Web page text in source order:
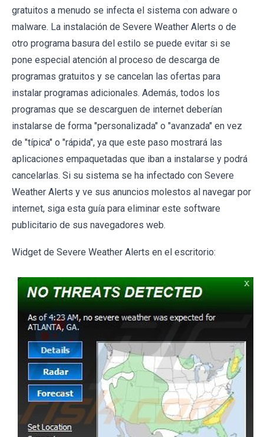
gratuitos a menudo se infecta el sistema con adware o
malware. La instalación de Severe Weather Alerts o de
otro programa basura del estilo se puede evitar si se
pone especial atención al proceso de descarga de
programas gratuitos y se cancelan las ofertas para
instalar programas adicionales. Además, todos los
programas que se descarguen de internet deberían
instalarse de forma "personalizada" o "avanzada" en vez
de "típica" o "rápida", ya que este paso mostrará las
aplicaciones empaquetadas que iban a instalarse y podrá
cancelarlas. Si su sistema se ha infectado con Severe
Weather Alerts y ve sus anuncios molestos al navegar por
internet, siga esta guía para eliminar este software
publicitario de sus navegadores web.
Widget de Severe Weather Alerts en el escritorio: